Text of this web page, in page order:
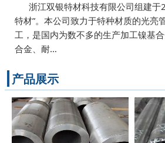
浙江双银特材科技有限公司组建于
特材”。本公司致力于特种材质的光亮
工，是国内为数不多的生产加工镍基
合金、耐…
产品展示